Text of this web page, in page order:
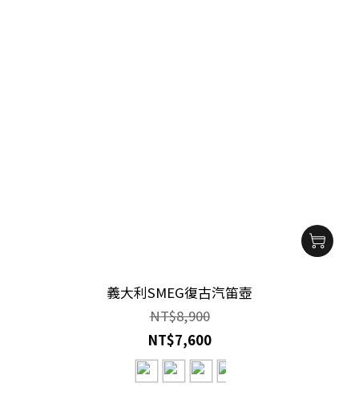
義大利SMEG復古汽笛壺
NT$8,900
NT$7,600